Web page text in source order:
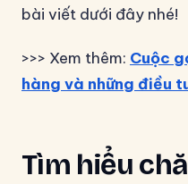
bài viết dưới đây nhé!
>>> Xem thêm: Cuộc
hàng và những điều
Tìm hiểu